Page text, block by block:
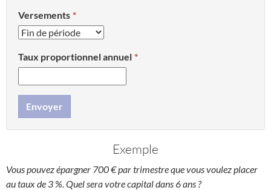
Versements
Taux proportionnel annuel
Envoyer
Exemple
Vous pouvez épargner 700 € par trimestre que vous voulez placer
au taux de 3 %. Quel sera votre capital dans 6 ans ?